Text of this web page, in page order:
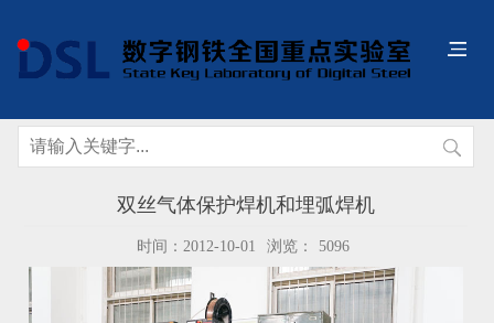
双丝气体保护焊机和埋弧焊机
时间：2012-10-01 浏览： 5096